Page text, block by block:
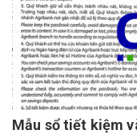
Mẫu sổ tiết kiệm